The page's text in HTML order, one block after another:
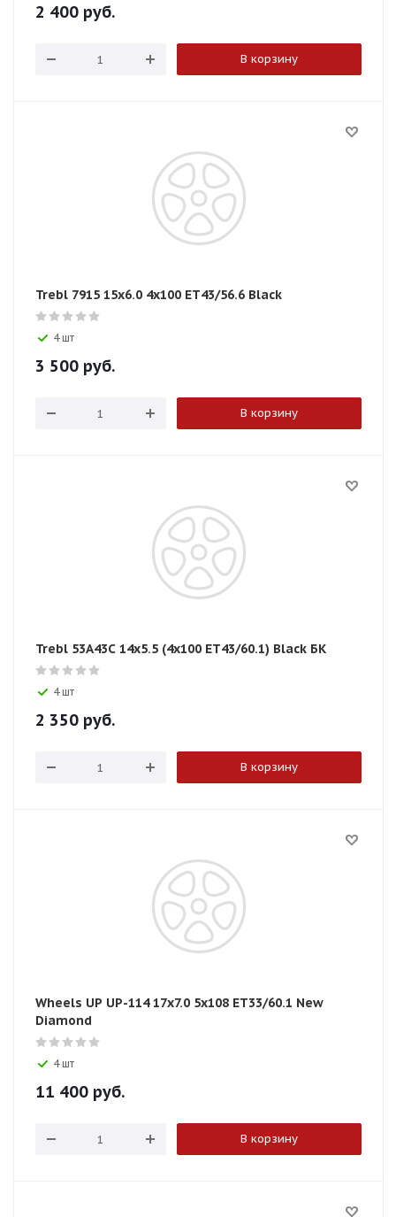
2 400 руб.
В корзину
Trebl 7915 15x6.0 4x100 ET43/56.6 Black
4 шт
3 500 руб.
В корзину
Trebl 53A43C 14x5.5 (4x100 ЕТ43/60.1) Black БК
4 шт
2 350 руб.
В корзину
Wheels UP UP-114 17x7.0 5x108 ET33/60.1 New
Diamond
4 шт
11 400 руб.
В корзину